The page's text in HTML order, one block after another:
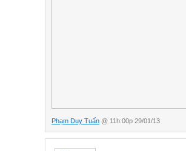
Phạm Duy Tuấn @ 11h:00p 29/01/13